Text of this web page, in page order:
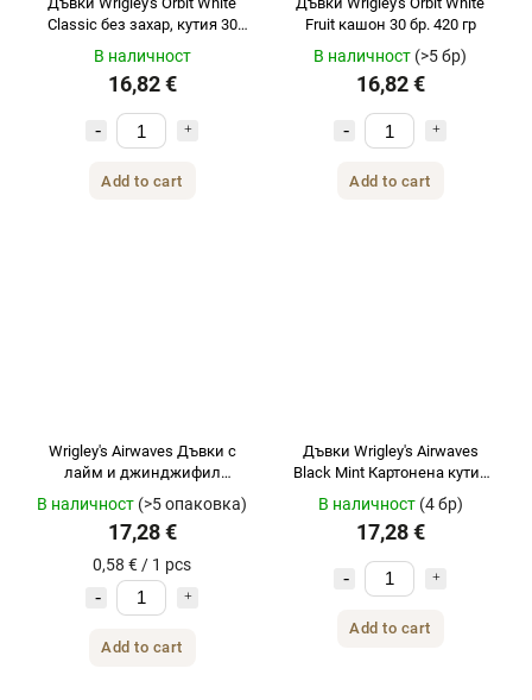
Classic без захар, кутия 30
В наличност
16,82 €
Add to cart
Fruit кашон 30 бр. 420 гр
В наличност (>5 бр)
16,82 €
Add to cart
Wrigley's Airwaves Дъвки с
лайм и джинджифил
Картонена кутия 30 бр. 420 g
В наличност (>5 опаковка)
17,28 €
0,58 € / 1 pcs
Add to cart
Дъвки Wrigley's Airwaves
Black Mint Картонена кутия
30 бр. 420 g
В наличност (4 бр)
17,28 €
Add to cart